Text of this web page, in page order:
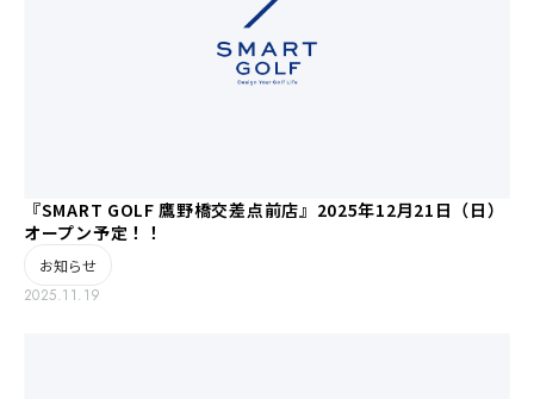
『SMART GOLF 鷹野橋交差点前店』2025年12月21日（日）
オープン予定！！
お知らせ
2025.11.19